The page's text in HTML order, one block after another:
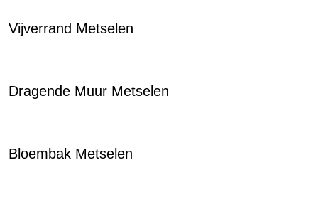
Vijverrand Metselen
Dragende Muur Metselen
Bloembak Metselen